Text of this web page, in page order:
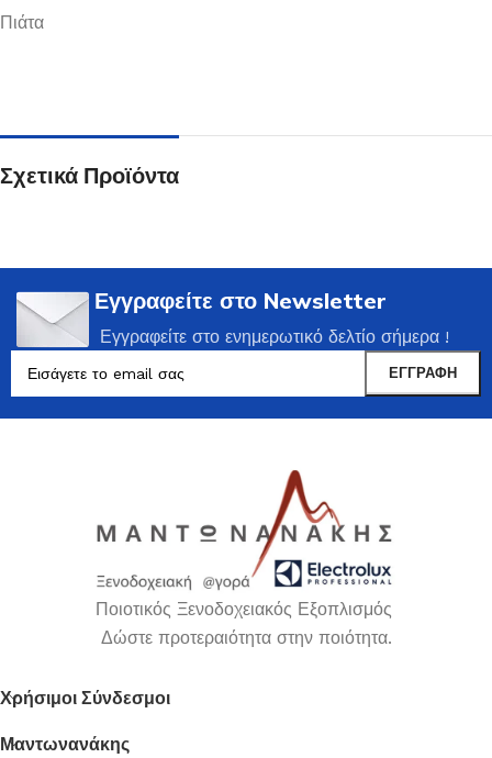
Πιάτα
Σχετικά Προϊόντα
Εγγραφείτε στο Newsletter
Εγγραφείτε στο ενημερωτικό δελτίο σήμερα !
Ποιοτικός Ξενοδοχειακός Εξοπλισμός
Δώστε προτεραιότητα στην ποιότητα.
Χρήσιμοι Σύνδεσμοι
Μαντωνανάκης